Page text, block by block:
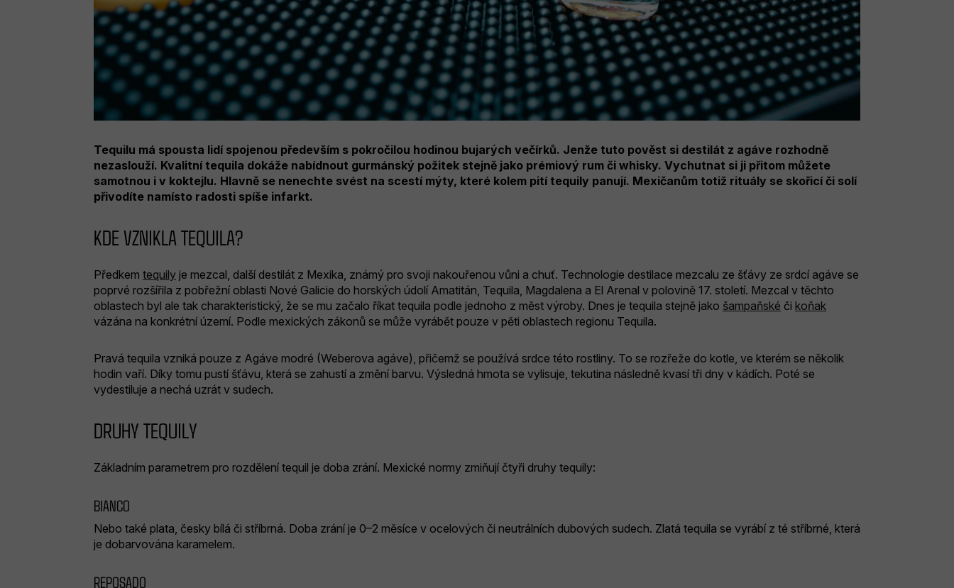
Tequilu má spousta lidí spojenou především s pokročilou hodinou bujarých večírků. Jenže tuto pověst si destilát z agáve rozhodně
nezaslouží. Kvalitní tequila dokáže nabídnout gurmánský požitek stejně jako prémiový rum či whisky. Vychutnat si ji přitom můžete
samotnou i v koktejlu. Hlavně se nenechte svést na scestí mýty, které kolem pití tequily panují. Mexičanům totiž rituály se skořicí či solí
přivodíte namísto radosti spíše infarkt.
KDE VZNIKLA TEQUILA?
Předkem tequily je mezcal, další destilát z Mexika, známý pro svoji nakouřenou vůni a chuť. Technologie destilace mezcalu ze šťávy ze srdcí agáve se
poprvé rozšířila z pobřežní oblasti Nové Galicie do horských údolí Amatitán, Tequila, Magdalena a El Arenal v polovině 17. století. Mezcal v těchto
oblastech byl ale tak charakteristický, že se mu začalo říkat tequila podle jednoho z měst výroby. Dnes je tequila stejně jako šampaňské či koňak
vázána na konkrétní území. Podle mexických zákonů se může vyrábět pouze v pěti oblastech regionu Tequila.
Pravá tequila vzniká pouze z Agáve modré (Weberova agáve), přičemž se používá srdce této rostliny. To se rozřeže do kotle, ve kterém se několik
hodin vaří. Díky tomu pustí šťávu, která se zahustí a změní barvu. Výsledná hmota se vylisuje, tekutina následně kvasí tři dny v kádích. Poté se
vydestiluje a nechá uzrát v sudech.
DRUHY TEQUILY
Základním parametrem pro rozdělení tequil je doba zrání. Mexické normy zmiňují čtyři druhy tequily:
BIANCO
Nebo také plata, česky bílá či stříbrná. Doba zrání je 0–2 měsíce v ocelových či neutrálních dubových sudech. Zlatá tequila se vyrábí z té stříbrné, která
je dobarvována karamelem.
REPOSADO